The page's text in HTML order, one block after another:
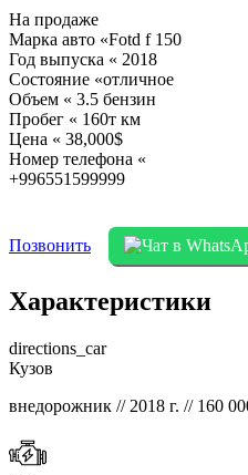
На продаже
Марка авто «Fotd f 150
Год выпуска « 2018
Состояние «отличное
Объем « 3.5 бензин
Пробег « 160т км
Цена « 38,000$
Номер телефона «
+996551599999
Позвонить
Характеристики
directions_car
Кузов
внедорожник // 2018 г. // 160